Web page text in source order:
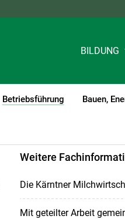
BILDUNG
Betriebsführung
(current)1
Bauen,
Weitere
Die Kärntner
Mit geteilter Arbeit